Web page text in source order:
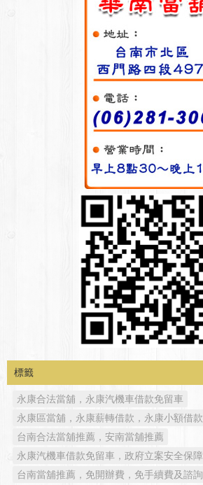
標籤
永康合法當舖，永康汽機車借款免留車
永康區當舖，永康薪轉借款，永康小額借款
台南合法當舖推薦，安南當舖推薦
永康汽機車借款免留車，政府立案安全保障
台南當舖推薦，免開辦費，免手續費及諮詢